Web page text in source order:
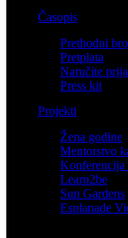
Časopis
Prethodni
Pretplata
Naručite
Press kit
Projekti
Žena godine
Mentorstvo
Konferencija
Learn2be
Sun Gardens
Esplanade